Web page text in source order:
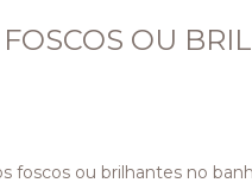
OU
foscos ou brilhantes no